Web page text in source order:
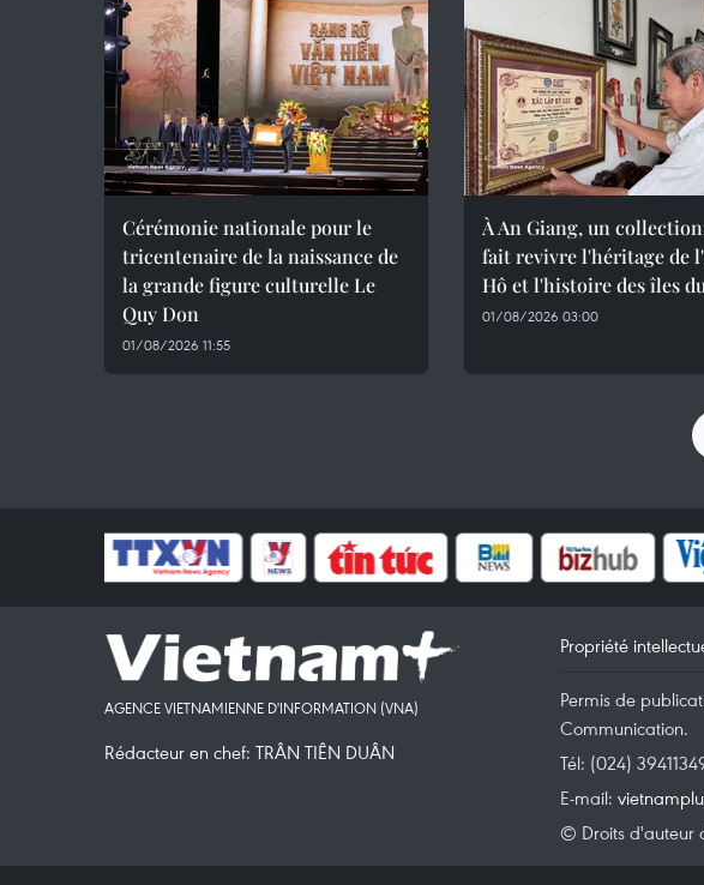
Cérémonie nationale pour le
tricentenaire de la naissance de
la grande figure culturelle Le
Quy Don
01/08/2026 11:55
À An Giang, un
fait revivre l'héritage de
Hô et l'histoire des îles
01/08/2026 03:00
AGENCE VIETNAMIENNE D'INFORMATION (VNA)
Rédacteur en chef: TRÂN TIÊN DUÂN
Propriété
Permis de
Communication.
Tél: (024)
E-mail:
© Droits d'auteur